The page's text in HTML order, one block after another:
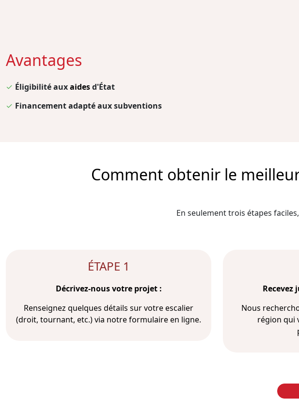
Avantages
✓ Éligibilité auxaidesd'État
✓ Financement adapté aux subventions
Comment obtenir le
En seulement trois étapes
ÉTAPE 1
Décrivez-nous votre projet :
Renseignez quelques détails sur votre escalier
(droit, tournant, etc.) via notre formulaire en ligne.
Recevez
Nous
région qui